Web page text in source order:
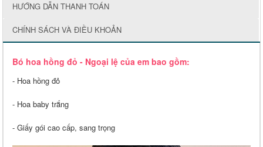
HƯỚNG DẪN THANH TOÁN
CHÍNH SÁCH VÀ ĐIỀU KHOẢN
Bó hoa hồng đỏ - Ngoại lệ của em bao gồm:
- Hoa hồng đỏ
- Hoa baby trắng
- Giấy gói cao cấp, sang trọng